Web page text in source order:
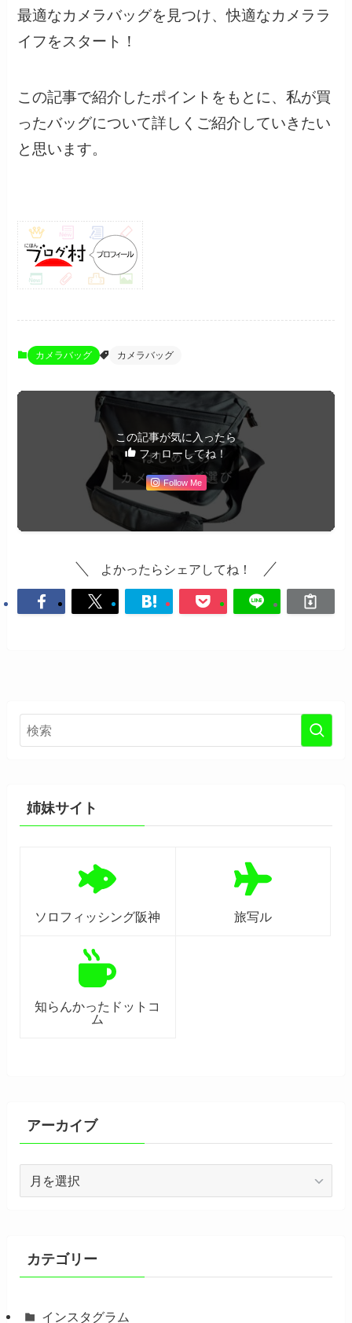
最適なカメラバッグを見つけ、快適なカメララ
イフをスタート！
この記事で紹介したポイントをもとに、私が買
ったバッグについて詳しくご紹介していきたい
と思います。
カメラバッグ カメラバッグ
この記事が気に入ったら
フォローしてね！
Follow Me
よかったらシェアしてね！
姉妹サイト
ソロフィッシング阪神 旅写ル
知らんかったドットコ
ム
アーカイブ
カテゴリー
インスタグラム